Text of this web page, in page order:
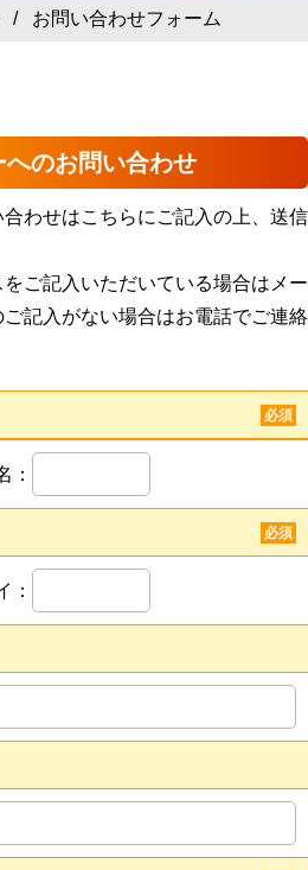
/ お問い合わせフォーム
のお問い合わせ
わせはこちらにご記入の上、送信
ご記入いただいている場合はメー
記入がない場合はお電話でご連絡
必須
必須
：